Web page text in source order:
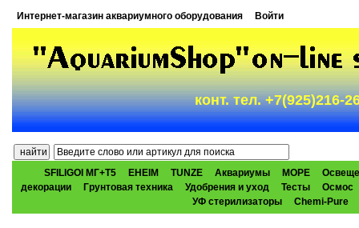
Интернет-магазин аквариумного оборудования Войти
конт. тел. +7(925)216-
SFILIGOI МГ+Т5 EHEIM TUNZE Аквариумы МОРЕ
декорации
Грунтовая техника Удобрения и уход Тесты
Осмос
УФ стерилизаторы
Chemi-Pure